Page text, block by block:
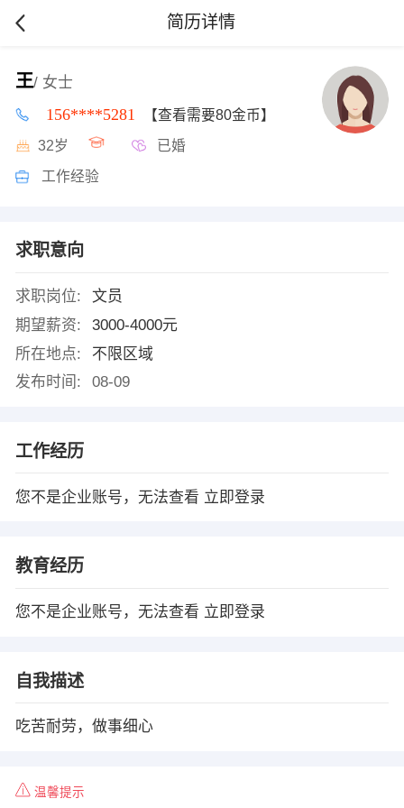
简历详情
王/ 女士
156****5281 【查看需要80金币】
32岁 已婚
工作经验
求职意向
求职岗位:
文员
期望薪资:
3000-4000元
所在地点:
不限区域
发布时间:
08-09
工作经历
您不是企业账号，无法查看 立即登录
教育经历
您不是企业账号，无法查看 立即登录
自我描述
吃苦耐劳，做事细心
温馨提示